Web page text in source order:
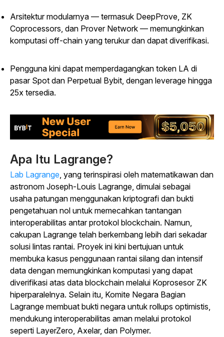
Arsitektur modularnya — termasuk DeepProve, ZK
Coprocessors, dan Prover Network — memungkinkan
komputasi off-chain yang terukur dan dapat diverifikasi.
Pengguna kini dapat memperdagangkan token LA di
pasar Spot dan Perpetual Bybit, dengan leverage hingga
25x tersedia.
Apa Itu Lagrange?
Lab Lagrange, yang terinspirasi oleh matematikawan dan
astronom Joseph-Louis Lagrange, dimulai sebagai
usaha patungan menggunakan kriptografi dan bukti
pengetahuan nol untuk memecahkan tantangan
interoperabilitas antar protokol blockchain. Namun,
cakupan Lagrange telah berkembang lebih dari sekadar
solusi lintas rantai. Proyek ini kini bertujuan untuk
membuka kasus penggunaan rantai silang dan intensif
data dengan memungkinkan komputasi yang dapat
diverifikasi atas data blockchain melalui Koprosesor ZK
hiperparalelnya. Selain itu, Komite Negara Bagian
Lagrange membuat bukti negara untuk rollups optimistis,
mendukung interoperabilitas aman melalui protokol
seperti LayerZero, Axelar, dan Polymer.